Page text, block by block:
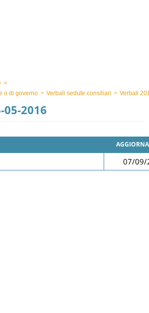
>
o di governo > Verbali sedute consiliari > Verbali
2016
07/09/